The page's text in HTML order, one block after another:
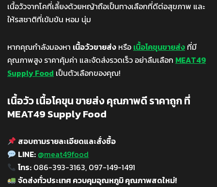
เนื้อวัวจากโคที่เลี้ยงด้วยหญ้าถือเป็นทางเลือกที่ดีต่อสุขภาพ และ
ให้รสชาติที่เข้มข้น หอม นุ่ม
หากคุณกำลังมองหา เนื้อวัวขายส่ง หรือ เนื้อโคขุนขายส่ง ที่มี
คุณภาพสูง ราคาคุ้มค่า และจัดส่งรวดเร็ว อย่าลืมเลือก MEAT49
Supply Food เป็นตัวเลือกของคุณ!
เนื้อวัว เนื้อโคขุน ขายส่ง คุณภาพดี ราคาถูก ที่
MEAT49 Supply Food
สอบถามรายละเอียดและสั่งซื้อ
LINE: @meat49food
โทร: 086-393-3163, 097-149-1491
จัดส่งทั่วประเทศ ควบคุมอุณหภูมิ คุณภาพสดใหม่!